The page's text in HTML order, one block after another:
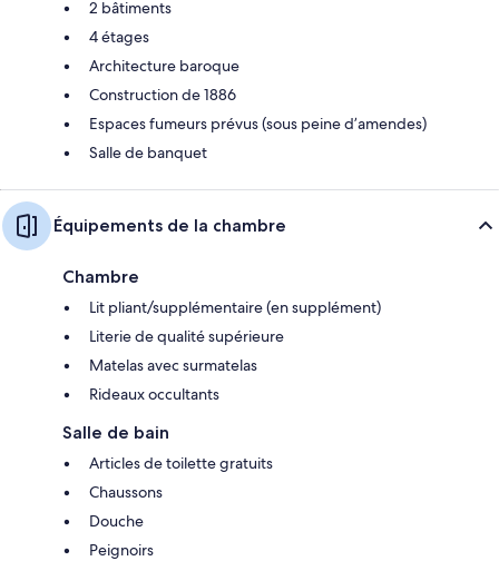
2 bâtiments
4 étages
Architecture baroque
Construction de 1886
Espaces fumeurs prévus (sous peine d’amendes)
Salle de banquet
Équipements de la chambre
Chambre
Lit pliant/supplémentaire (en supplément)
Literie de qualité supérieure
Matelas avec surmatelas
Rideaux occultants
Salle de bain
Articles de toilette gratuits
Chaussons
Douche
Peignoirs